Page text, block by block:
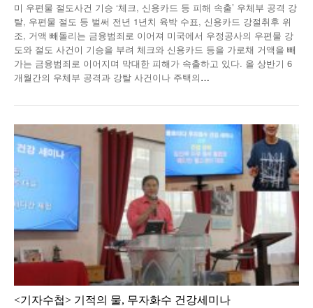
놀이공원
낚시/비치
골프
미 우편물 절도사건 기승 ‘체크, 신용카드 등 피해 속출’ 우체부 공격 강
탈, 우편물 절도 등 벌써 전년 1년치 육박 수표, 신용카드 강절취후 위
조, 거액 빼돌리는 금융범죄로 이어져 미국에서 우정공사의 우편물 강
도와 절도 사건이 기승을 부려 체크와 신용카드 등을 가로채 거액을 빼
가는 금융범죄로 이어지며 막대한 피해가 속출하고 있다. 올 상반기 6
개월간의 우체부 공격과 강탈 사건이나 주택의…
<기자수첩> 기적의 물, 무자화수 건강세미나